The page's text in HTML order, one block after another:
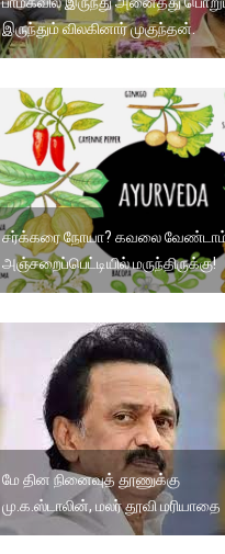
இருந்தும் விலகினார் முகுந்தன்.
சர்க்கரை நோயா? கவலை
அஞ்சறைப்பெட்டியில் மருந்திருக்கு!
மே தின நினைவுத் தூணுக்கு
மு.க.ஸ்டாலின், மலர் தூவி மரியாதை